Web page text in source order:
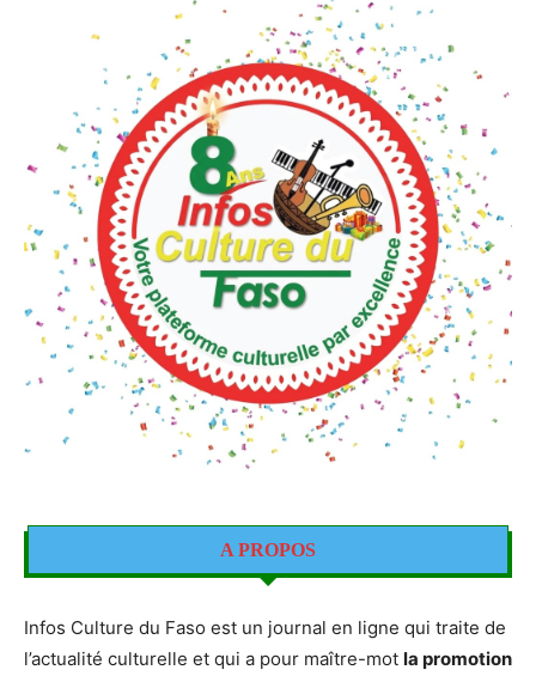
A PROPOS
Infos Culture du Faso est un journal en ligne qui traite de
l’actualité culturelle et qui a pour maître-mot la promotion